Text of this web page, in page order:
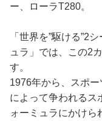
ー、ローラT280。
「世界を”駆ける”2
ュラ」では、この2
す。
1976年から、スポ
によって争われるス
ォーミュラにかけら